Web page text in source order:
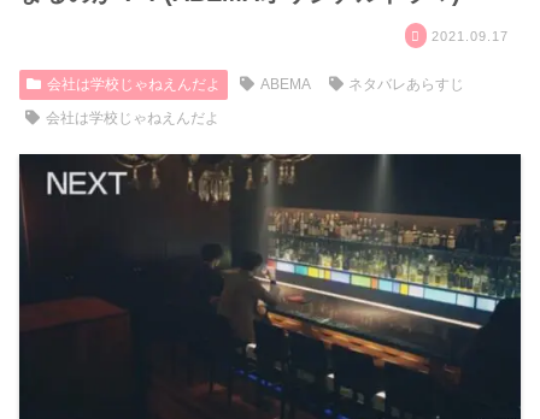
2021.09.17
会社は学校じゃねえんだよ ABEMA
ネタバレあらすじ
会社は学校じゃねえんだよ